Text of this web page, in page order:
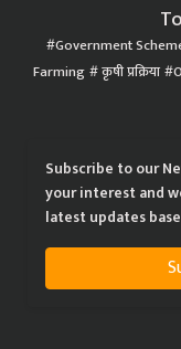
Government
Farming कृषी प्रक्रिया
Subscribe to our
your interest and
latest updates